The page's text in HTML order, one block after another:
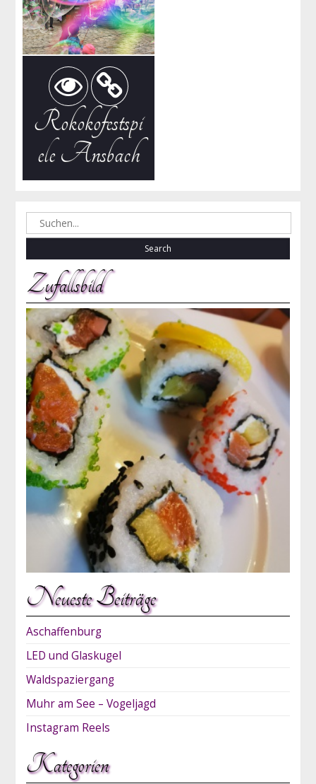
Rokokofestspi
ele Ansbach
Search
for:
Zufallsbild
Neueste Beiträge
Aschaffenburg
LED und Glaskugel
Waldspaziergang
Muhr am See – Vogeljagd
Instagram Reels
Kategorien